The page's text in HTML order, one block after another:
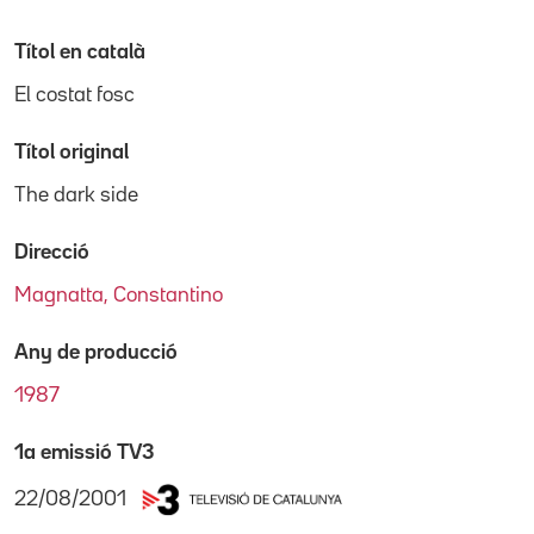
Títol en català
El costat fosc
Títol original
The dark side
Direcció
Magnatta, Constantino
Any de producció
1987
1a emissió TV3
22/08/2001